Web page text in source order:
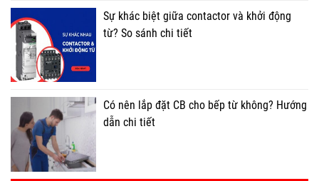
Sự khác biệt giữa contactor và khởi động
từ? So sánh chi tiết
Có nên lắp đặt CB cho bếp từ không? Hướng
dẫn chi tiết